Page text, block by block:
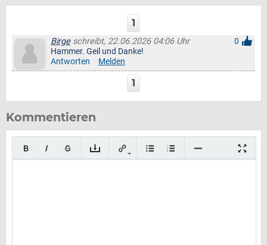
1
Birgeschreibt, 22.06.2026 04:06 Uhr
0
Hammer. Geil und Danke!
Antworten
Melden
1
Kommentieren